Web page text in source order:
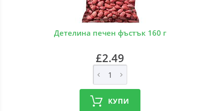
Детелина печен фъстък 160 г
£2.49
КУПИ